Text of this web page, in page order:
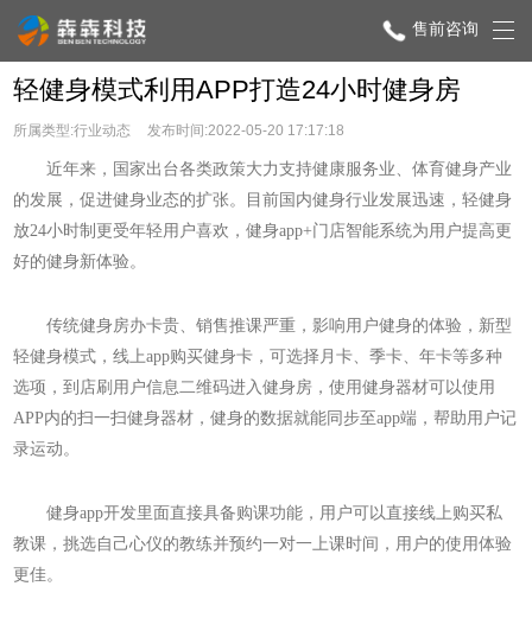
售前咨询
轻健身模式利用APP打造24小时健身房
所属类型:行业动态 发布时间:2022-05-20 17:17:18
近年来，国家出台各类政策大力支持健康服务业、体育健身产业
的发展，促进健身业态的扩张。目前国内健身行业发展迅速，轻健身
放24小时制更受年轻用户喜欢，健身app+门店智能系统为用户提高更
好的健身新体验。
传统健身房办卡贵、销售推课严重，影响用户健身的体验，新型
轻健身模式，线上app购买健身卡，可选择月卡、季卡、年卡等多种
选项，到店刷用户信息二维码进入健身房，使用健身器材可以使用
APP内的扫一扫健身器材，健身的数据就能同步至app端，帮助用户记
录运动。
健身app开发里面直接具备购课功能，用户可以直接线上购买私
教课，挑选自己心仪的教练并预约一对一上课时间，用户的使用体验
更佳。